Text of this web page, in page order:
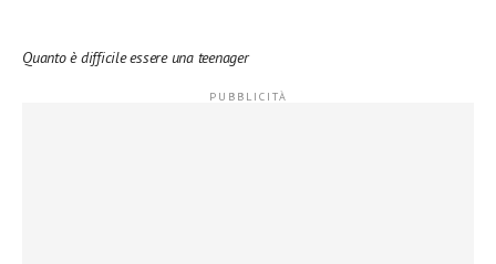
Quanto è difficile essere una teenager